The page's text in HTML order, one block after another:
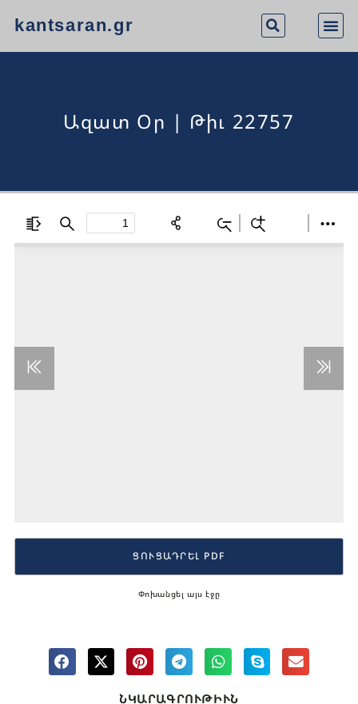
kantsaran.gr
Ազատ Օր | Թիւ 22757
ՆԿԱՐԱԳՐՈՒԹԻՒՆ
Փոխանցել այս էջը
ՑՈՒՑԱԴՐԵԼ PDF